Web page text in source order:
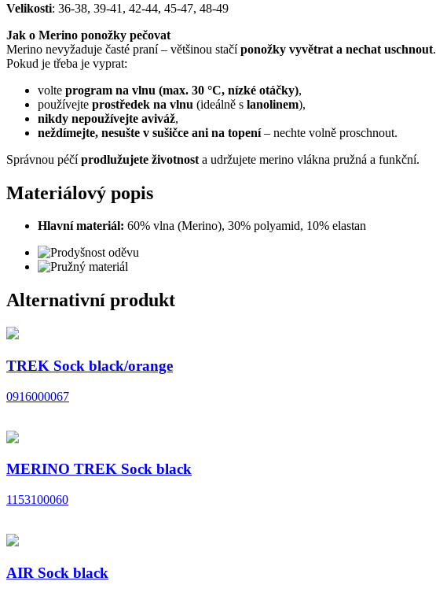
Velikosti: 36-38, 39-41, 42-44, 45-47, 48-49
Jak o Merino ponožky pečovat
Merino nevyžaduje časté praní – většinou stačíponožky vyvětrat a nechat uschnout.
Pokud je třeba je vyprat:
volte program na vlnu (max. 30 °C, nízké otáčky),
používejte prostředek na vlnu (ideálně s lanolinem),
nikdy nepoužívejte aviváž,
neždímejte, nesušte v sušičce ani na topení– nechte volně proschnout.
Správnou péčíprodlužujete životnost a udržujete merino vlákna pružná a funkční.
Materiálový popis
Hlavní materiál: 60% vlna (Merino), 30% polyamid, 10% elastan
Alternativní produkt
TREK Sock black/orange
0916000067
MERINO TREK Sock black
1153100060
AIR Sock black